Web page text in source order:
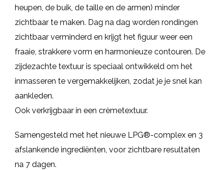
heupen, de buik, de taille en de armen) minder
zichtbaar te maken. Dag na dag worden rondingen
zichtbaar verminderd en krijgt het figuur weer een
fraaie, strakkere vorm en harmonieuze contouren. De
zijdezachte textuur is speciaal ontwikkeld om het
inmasseren te vergemakkelijken, zodat je je snel kan
aankleden.
Ook verkrijgbaar in een crèmetextuur.
Samengesteld met het nieuwe LPG®-complex en 3
afslankende ingrediënten, voor zichtbare resultaten
na 7 dagen.